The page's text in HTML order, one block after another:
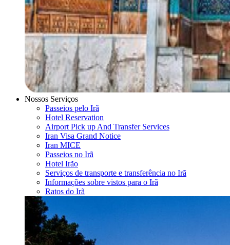
Nossos Serviços
Passeios pelo Irã
Hotel Reservation
Airport Pick up And Transfer Services
Iran Visa Grand Notice
Iran MICE
Passeios no Irã
Hotel Irão
Serviços de transporte e transferência no Irã
Informações sobre vistos para o Irã
Ratos do Irã